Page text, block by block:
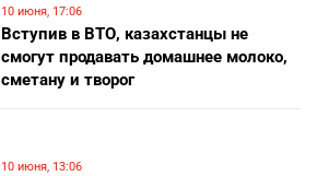
10 июня, 17:06
Вступив в ВТО, казахстанцы не
смогут продавать домашнее молоко,
сметану и творог
10 июня, 13:06